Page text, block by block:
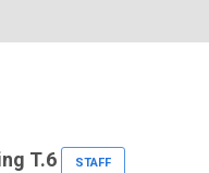
T.6 STAFF